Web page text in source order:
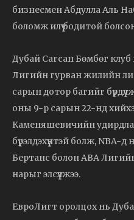
бизнесмен Абдулла Аль
боломж илүү бодитой
Дубай Сагсан Бөмбөг
Лигийн гурван жилийн
сарын дотор багийг
оны 9-р сарын 22-нд
Каменяшевичийн
бүрэлдэхүүнтэй болж,
Бертанс болон ABA
нарыг элсүүлжээ.
ЕвроЛигт оролцох нь